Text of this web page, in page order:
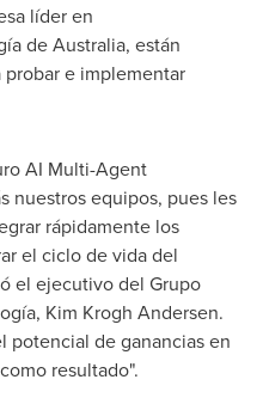
líder en
deAustralia, están
e implementar
AI Multi-Agent
nuestros equipos, pues les
rápidamente los
el ciclo de vida del
el ejecutivo del Grupo
Kim Krogh Andersen.
potencial de ganancias en
resultado".